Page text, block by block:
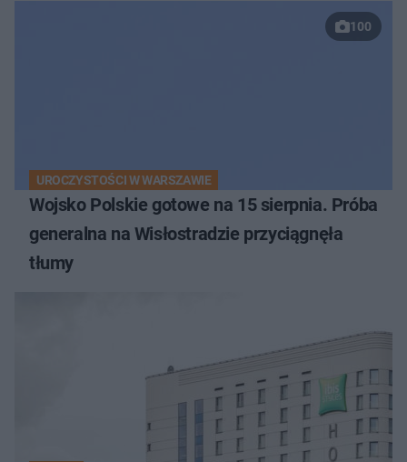
100
UROCZYSTOŚCI W WARSZAWIE
Wojsko Polskie gotowe na 15 sierpnia. Próba
generalna na Wisłostradzie przyciągnęła
tłumy